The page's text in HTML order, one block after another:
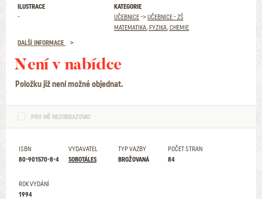
ILUSTRACE
-
KATEGORIE
UČEBNICE->UČEBNICE - ZŠ
MATEMATIKA, FYZIKA, CHEMIE
DALŠÍ INFORMACE
Není v nabídce
Položku již není možné objednat.
PRO MĚ NEZOBRAZOVAT
ISBN
80-901570-8-4
VYDAVATEL
SOBOTÁLES
TYP VAZBY
BROŽOVANÁ
POČET STRAN
84
ROK VYDÁNÍ
1994